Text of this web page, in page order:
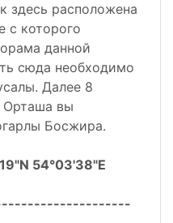
здесь расположена
с которого
данной
сюда необходимо
Далее 8
Орташа вы
Босжира.
54°03'38"E